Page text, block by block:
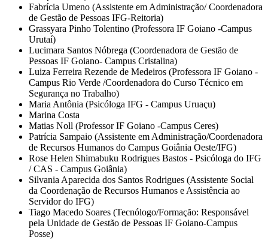
Fabrícia Umeno (Assistente em Administração/ Coordenadora
de Gestão de Pessoas IFG-Reitoria)
Grassyara Pinho Tolentino (Professora IF Goiano -Campus
Urutaí)
Lucimara Santos Nóbrega (Coordenadora de Gestão de
Pessoas IF Goiano- Campus Cristalina)
Luiza Ferreira Rezende de Medeiros (Professora IF Goiano -
Campus Rio Verde /Coordenadora do Curso Técnico em
Segurança no Trabalho)
Maria Antônia (Psicóloga IFG - Campus Uruaçu)
Marina Costa
Matias Noll (Professor IF Goiano -Campus Ceres)
Patrícia Sampaio (Assistente em Administração/Coordenadora
de Recursos Humanos do Campus Goiânia Oeste/IFG)
Rose Helen Shimabuku Rodrigues Bastos - Psicóloga do IFG
/ CAS - Campus Goiânia)
Silvania Aparecida dos Santos Rodrigues (Assistente Social
da Coordenação de Recursos Humanos e Assistência ao
Servidor do IFG)
Tiago Macedo Soares (Tecnólogo/Formação: Responsável
pela Unidade de Gestão de Pessoas IF Goiano-Campus
Posse)